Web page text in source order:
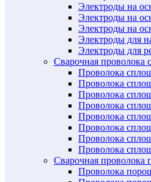
Электроды на
Электроды на
Электроды на
Электроды для
Электроды для
Сварочная проволока
Проволока
Проволока
Проволока
Проволока
Проволока
Проволока
Проволока
Проволока
Сварочная проволока
Проволока